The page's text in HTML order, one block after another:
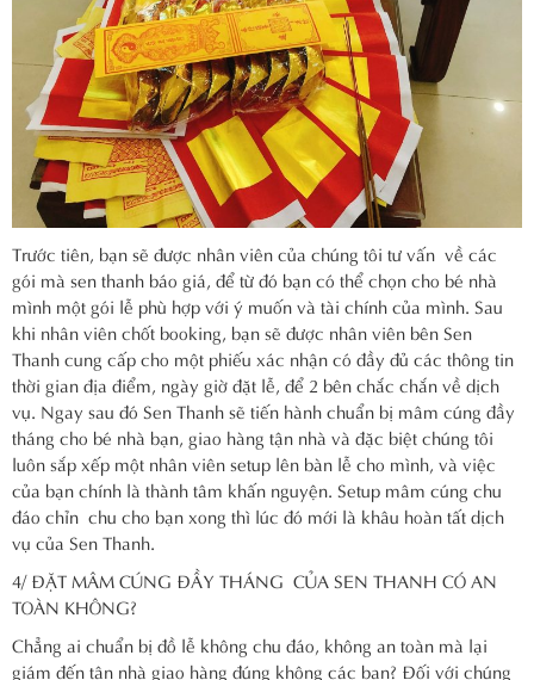
Trước tiên, bạn sẽ được nhân viên của chúng tôi tư vấn về các
gói mà sen thanh báo giá, để từ đó bạn có thể chọn cho bé nhà
mình một gói lễ phù hợp với ý muốn và tài chính của mình. Sau
khi nhân viên chốt booking, bạn sẽ được nhân viên bên Sen
Thanh cung cấp cho một phiếu xác nhận có đầy đủ các thông tin
thời gian địa điểm, ngày giờ đặt lễ, để 2 bên chắc chắn về dịch
vụ. Ngay sau đó Sen Thanh sẽ tiến hành chuẩn bị mâm cúng đầy
tháng cho bé nhà bạn, giao hàng tận nhà và đặc biệt chúng tôi
luôn sắp xếp một nhân viên setup lên bàn lễ cho mình, và việc
của bạn chính là thành tâm khấn nguyện. Setup mâm cúng chu
đáo chỉn chu cho bạn xong thì lúc đó mới là khâu hoàn tất dịch
vụ của Sen Thanh.
4/ ĐẶT MÂM CÚNG ĐẦY THÁNG CỦA SEN THANH CÓ AN
TOÀN KHÔNG?
Chẳng ai chuẩn bị đồ lễ không chu đáo, không an toàn mà lại
giám đến tận nhà giao hàng đúng không các bạn? Đối với chúng